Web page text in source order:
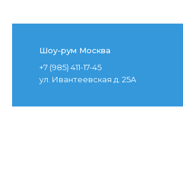
Шоу-рум Москва
+7 (985) 411-17-45
ул. Ивантеевская д. 25А